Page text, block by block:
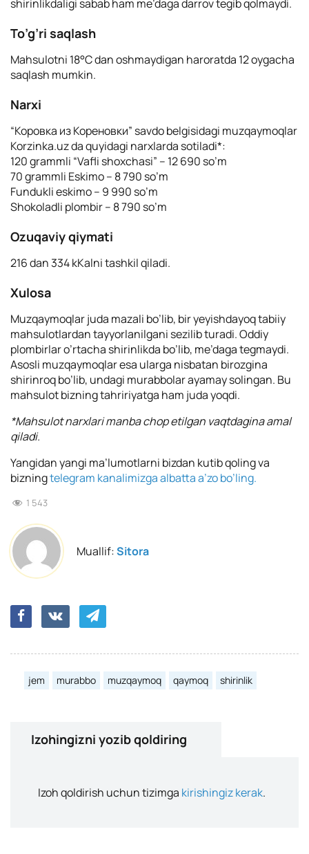
shirinlikdaligi sabab ham me’daga darrov tegib qolmaydi.
To’g’ri saqlash
Mahsulotni 18°С dan oshmaydigan haroratda 12 oygacha
saqlash mumkin.
Narxi
“Коровка из Кореновки” savdo belgisidagi muzqaymoqlar
Korzinka.uz da quyidagi narxlarda sotiladi*:
120 grammli “Vafli shoxchasi” – 12 690 so’m
70 grammli Eskimo – 8 790 so’m
Fundukli eskimo – 9 990 so’m
Shokoladli plombir – 8 790 so’m
Ozuqaviy qiymati
216 dan 334 kKalni tashkil qiladi.
Xulosa
Muzqaymoqlar juda mazali bo’lib, bir yeyishdayoq tabiiy
mahsulotlardan tayyorlanilgani sezilib turadi. Oddiy
plombirlar o’rtacha shirinlikda bo’lib, me’daga tegmaydi.
Asosli muzqaymoqlar esa ularga nisbatan birozgina
shirinroq bo’lib, undagi murabbolar ayamay solingan. Bu
mahsulot bizning tahririyatga ham juda yoqdi.
*Mahsulot narxlari manba chop etilgan vaqtdagina amal
qiladi.
Yangidan yangi ma’lumotlarni bizdan kutib qoling va
bizningtelegram kanalimizga albatta a’zo bo’ling.
1 543
Muallif:Sitora
jem murabbo muzqaymoq qaymoq shirinlik
Izohingizni yozib qoldiring
Izoh qoldirish uchun tizimga kirishingiz kerak.